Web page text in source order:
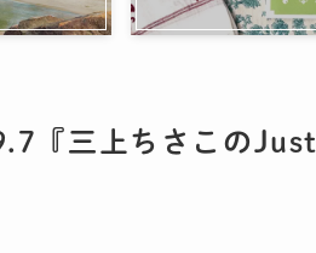
『三上ちさこのJust